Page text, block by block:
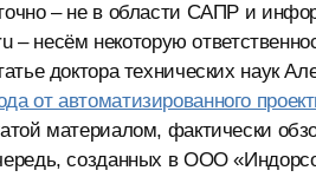
– не в области САПР и
несём некоторую
доктора технических наук
от автоматизированного
материалом, фактически
созданных в ООО